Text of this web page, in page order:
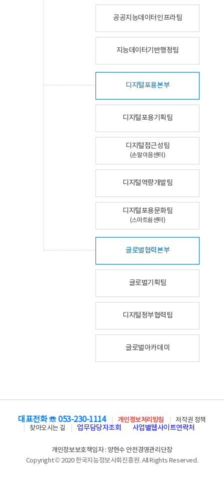
공공지능데이터인프라팀
지능데이터기반행정팀
디지털포용본부
디지털포용기획팀
디지털접근성팀
(손말이음센터)
디지털역량개발팀
디지털포용문화팀
(스마트쉼센터)
글로벌협력본부
글로벌기획팀
디지털정부협력팀
글로벌아카데미
대표전화 ☏ 053-230-1114 개인정보처리방침
저작권 정책
찾아오시는 길
업무담당자조회 사업별웹사이트연락처
개인정보보호책임자 : 양현수 안전경영관리단장
Copyright © 2020 한국지능정보사회진흥원. All Rights Reserved.